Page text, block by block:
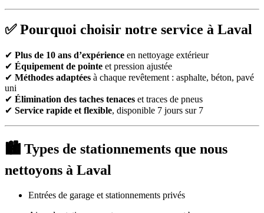
✅ Pourquoi choisir notre service à Laval
✔ Plus de 10 ans d’expérience en nettoyage extérieur
✔ Équipement de pointe et pression ajustée
✔ Méthodes adaptées à chaque revêtement : asphalte, béton, pavé
uni
✔ Élimination des taches tenaces et traces de pneus
✔ Service rapide et flexible, disponible 7 jours sur 7
🏙 Types de stationnements que nous
nettoyons à Laval
Entrées de garage et stationnements privés